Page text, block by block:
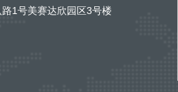
1号美赛达欣园区3号楼